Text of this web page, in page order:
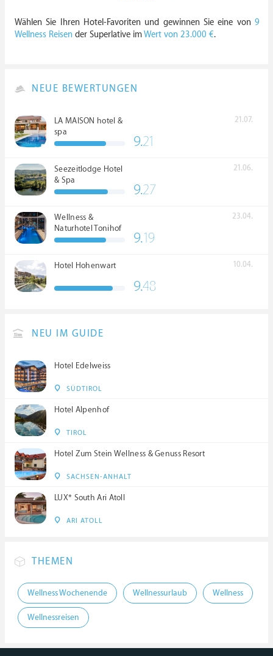
Wählen Sie Ihren Hotel-Favoriten und gewinnen Sie eine von 9
Wellness Reisen der Superlative imWert von 23.000 €.
NEUE BEWERTUNGEN
LA MAISON hotel &
spa
21.07.
9.21
Seezeitlodge Hotel
& Spa
21.06.
9.27
Wellness &
Naturhotel Tonihof
****S
23.04.
9.19
Hotel Hohenwart 10.04.
9.48
NEU IM GUIDE
Hotel Edelweiss
SÜDTIROL
Hotel Alpenhof
TIROL
Hotel Zum Stein Wellness & Genuss Resort
SACHSEN-ANHALT
LUX* South Ari Atoll
ARI ATOLL
THEMEN
Wellness Wochenende Wellnessurlaub Wellness
Wellnessreisen